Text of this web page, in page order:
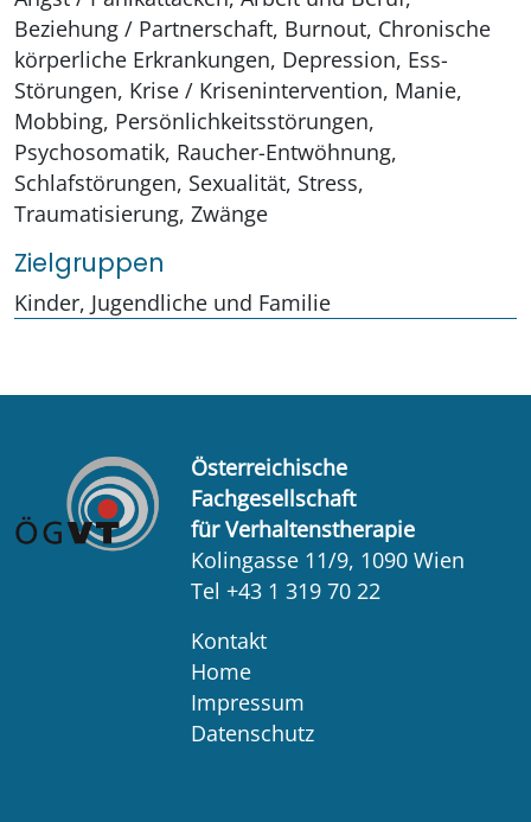
Beziehung / Partnerschaft, Burnout, Chronische
körperliche Erkrankungen, Depression, Ess-
Störungen, Krise / Krisenintervention, Manie,
Mobbing, Persönlichkeitsstörungen,
Psychosomatik, Raucher-Entwöhnung,
Schlafstörungen, Sexualität, Stress,
Traumatisierung, Zwänge
Zielgruppen
Kinder, Jugendliche und Familie
Österreichische
Fachgesellschaft
für Verhaltenstherapie
Kolingasse 11/9, 1090 Wien
Tel +43 1 319 70 22
Kontakt
Home
Impressum
Datenschutz